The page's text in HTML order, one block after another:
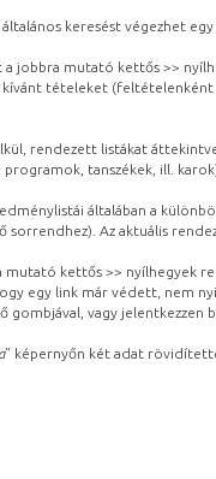
keresést végezhet
a jobbra mutató kettős >>
tételeket (feltételenként
rendezett listákat
tanszékek, ill.
általában a
sorrendhez). Az aktuális
kettős >> nyílhegyek
egy link már védett, nem
gombjával, vagy
” képernyőn két adat